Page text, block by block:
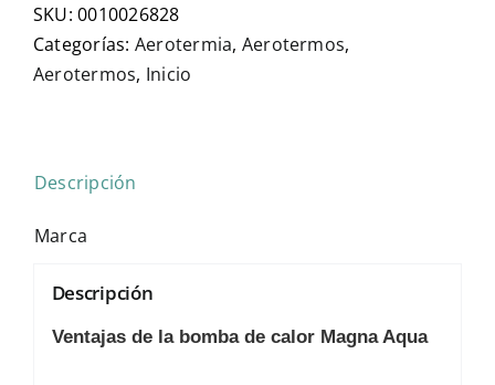
SKU:0010026828
Categorías: Aerotermia, Aerotermos,
Aerotermos, Inicio
Descripción
Marca
Descripción
Ventajas de la bomba de calor Magna Aqua